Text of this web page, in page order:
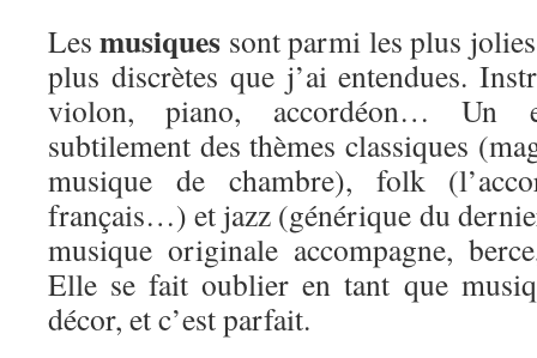
Lesmusiques sont parmi les plus
plus discrètes que j’ai entendues.
violon, piano, accordéon… Un
subtilement des thèmes classiques
musique de chambre), folk
français…) et jazz (générique du
musique originale accompagne,
Elle se fait oublier en tant que
décor, et c’est parfait.